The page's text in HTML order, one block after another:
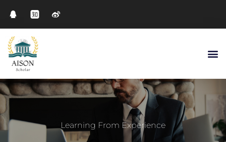
Learning From Experience